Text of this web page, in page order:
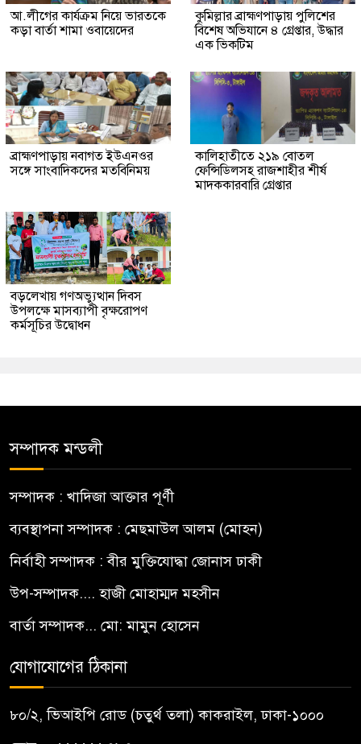
আ.লীগের কার্যক্রম নিয়ে ভারতকে
কড়া বার্তা শামা ওবায়েদের
কুমিল্লার ব্রাহ্মণপাড়ায় পুলিশের
বিশেষ অভিযানে ৪ গ্রেপ্তার, উদ্ধার
এক ভিকটিম
ব্রাহ্মণপাড়ায় নবাগত ইউএনওর
সঙ্গে সাংবাদিকদের মতবিনিময়
কালিহাতীতে ২১৯ বোতল
ফেন্সিডিলসহ রাজশাহীর শীর্ষ
মাদককারবারি গ্রেপ্তার
বড়লেখায় গণঅভ্যুত্থান দিবস
উপলক্ষে মাসব্যাপী বৃক্ষরোপণ
কর্মসূচির উদ্বোধন
সম্পাদক মন্ডলী
সম্পাদক : খাদিজা আক্তার পূর্ণী
ব্যবস্থাপনা সম্পাদক : মেছমাউল আলম (মোহন)
নির্বাহী সম্পাদক : বীর মুক্তিযোদ্ধা জোনাস ঢাকী
উপ-সম্পাদক.... হাজী মোহাম্মদ মহসীন
বার্তা সম্পাদক... মো: মামুন হোসেন
যোগাযোগের ঠিকানা
৮০/২, ভিআইপি রোড (চতুর্থ তলা) কাকরাইল, ঢাকা-১০০০